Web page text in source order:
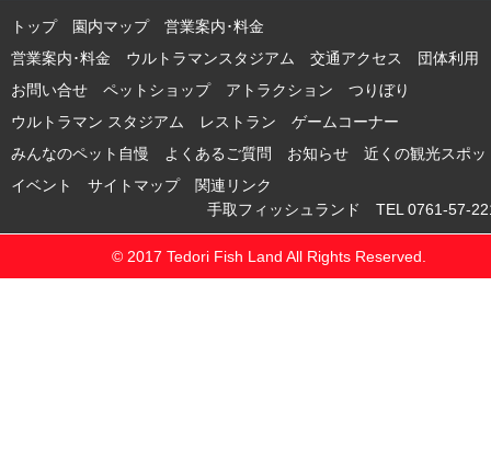
トップ 園内マップ
営業案内･料金
営業案内･料金 ウルトラマンスタジアム
交通アクセス
団体利用
お問い合せ
ペットショップ アトラクション
つりぼり
ウルトラマン スタジアム
レストラン
ゲームコーナー
みんなのペット自慢
よくあるご質問 お知らせ
近くの観光スポッ
イベント
サイトマップ
関連リンク
手取フィッシュランド TEL 0761-57-
© 2017 Tedori Fish Land All Rights Reserved.